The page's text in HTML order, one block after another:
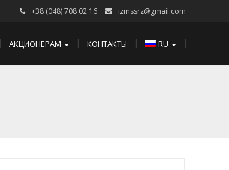
+38 (048) 708 02 16 izmssrz@gmail.com
АКЦИОНЕРАМ КОНТАКТЫ RU